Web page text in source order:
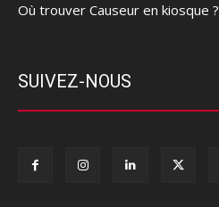
Où trouver Causeur en kiosque ?
SUIVEZ-NOUS